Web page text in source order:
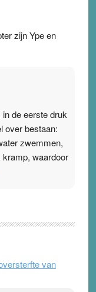
zijn Ype en
in de eerste druk
over bestaan:
zwemmen,
waardoor
te verlagen
heeft zo’n
te
van